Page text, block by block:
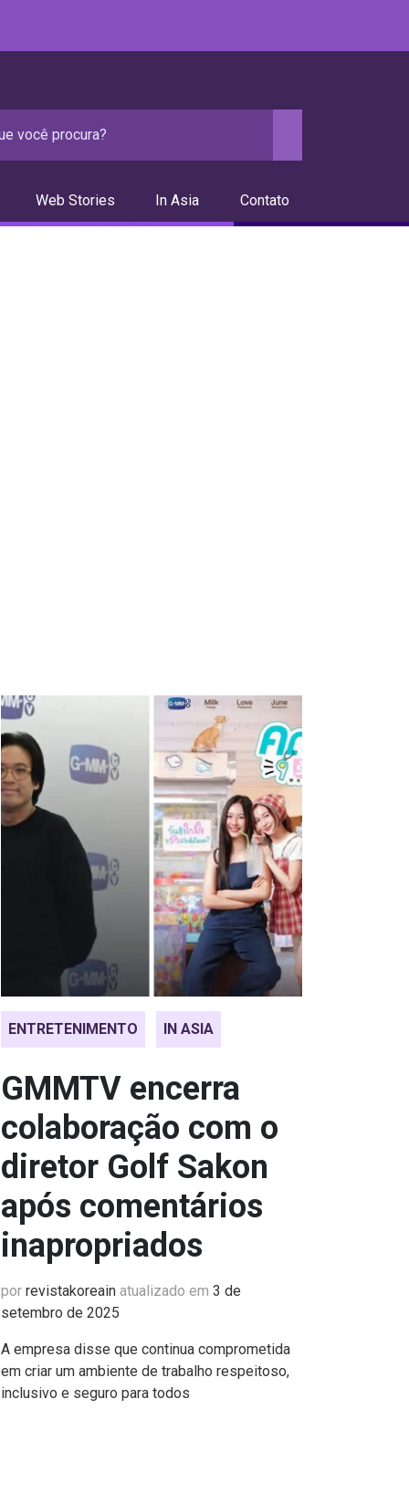
Web Stories In Asia Contato
ENTRETENIMENTO IN ASIA
GMMTV encerra
colaboração com o
diretor Golf Sakon
após comentários
inapropriados
por revistakoreain atualizado em 3 de
setembro de 2025
A empresa disse que continua comprometida
em criar um ambiente de trabalho respeitoso,
inclusivo e seguro para todos